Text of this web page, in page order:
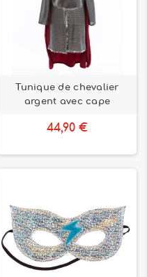
Tunique de chevalier
argent avec cape
44,90 €